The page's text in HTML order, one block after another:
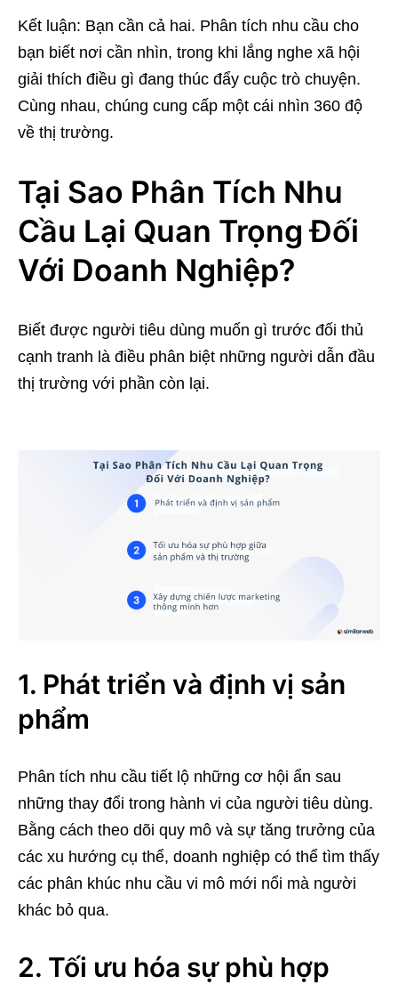
Kết luận: Bạn cần cả hai. Phân tích nhu cầu cho
bạn biết nơi cần nhìn, trong khi lắng nghe xã hội
giải thích điều gì đang thúc đẩy cuộc trò chuyện.
Cùng nhau, chúng cung cấp một cái nhìn 360 độ
về thị trường.
Tại Sao Phân Tích Nhu
Cầu Lại Quan Trọng Đối
Với Doanh Nghiệp?
Biết được người tiêu dùng muốn gì trước đối thủ
cạnh tranh là điều phân biệt những người dẫn đầu
thị trường với phần còn lại.
1. Phát triển và định vị sản
phẩm
Phân tích nhu cầu tiết lộ những cơ hội ẩn sau
những thay đổi trong hành vi của người tiêu dùng.
Bằng cách theo dõi quy mô và sự tăng trưởng của
các xu hướng cụ thể, doanh nghiệp có thể tìm thấy
các phân khúc nhu cầu vi mô mới nổi mà người
khác bỏ qua.
2. Tối ưu hóa sự phù hợp